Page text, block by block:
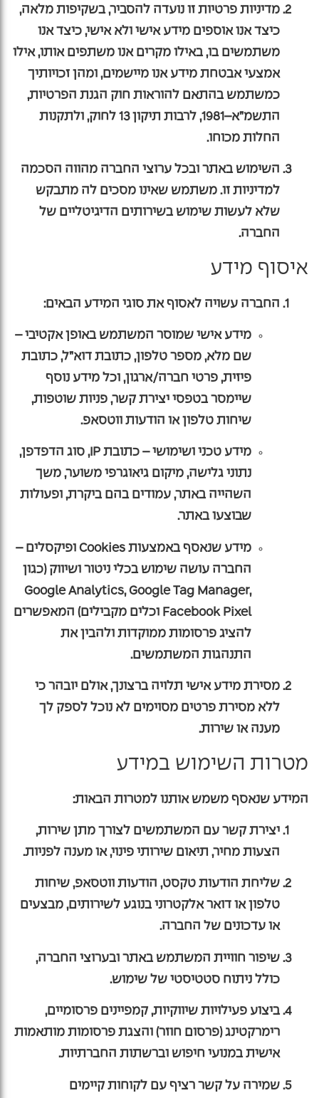
מדיניות פרטיות זו נועדה להסביר, בשקיפות מלאה,
כיצד אנו אוספים מידע אישי ולא אישי, כיצד אנו
משתמשים בו, באילו מקרים אנו משתפים אותו, אילו
אמצעי אבטחת מידע אנו מיישמים, ומהן זכויותיך
כמשתמש בהתאם להוראות חוק הגנת הפרטיות,
התשמ”א–1981
, לרבות תיקון 13 לחוק
, ולתקנות
החלות מכוחו.
השימוש באתר ובכל ערוצי החברה מהווה הסכמה
למדיניות זו. משתמש שאינו מסכים לה מתבקש
שלא לעשות שימוש בשירותים הדיגיטליים של
החברה.
איסוף מידע
החברה עשויה לאסוף את סוגי המידע הבאים:
מידע אישי שמוסר המשתמש באופן אקטיבי–
שם מלא, מספר טלפון, כתובת דוא”ל, כתובת
פיזית, פרטי חברה/ארגון, וכל מידע נוסף
שיימסר בטפסי יצירת קשר, פניות שוטפות,
שיחות טלפון או הודעות ווטסאפ.
מידע טכני ושימושי
– כתובת IP, סוג הדפדפן,
נתוני גלישה, מיקום גיאוגרפי משוער, משך
השהייה באתר, עמודים בהם ביקרת, ופעולות
שבוצעו באתר.
מידע שנאסף באמצעות Cookies ופיקסלים
–
החברה עושה שימוש בכלי ניטור ושיווק (כגון
Google Analytics, Google Tag Manager,
Facebook Pixel וכלים מקבילים) המאפשרים
להציג פרסומות ממוקדות ולהבין את
התנהגות המשתמשים.
מסירת מידע אישי תלויה ברצונך, אולם יובהר כי
ללא מסירת פרטים מסוימים לא נוכל לספק לך
מענה או שירות.
מטרות השימוש במידע
המידע שנאסף משמש אותנו למטרות הבאות:
יצירת קשר עם המשתמשים לצורך מתן שירות,
הצעות מחיר, תיאום שירותי פינוי, או מענה לפניות.
שליחת הודעות טקסט, הודעות ווטסאפ, שיחות
טלפון או דואר אלקטרוני בנוגע לשירותים, מבצעים
או עדכונים של החברה.
שיפור חוויית המשתמש באתר ובערוצי החברה,
כולל ניתוח סטטיסטי של שימוש.
ביצוע פעילויות שיווקיות, קמפיינים פרסומיים,
רימרקטינג (פרסום חוזר) והצגת פרסומות מותאמות
אישית במנועי חיפוש וברשתות החברתיות.
שמירה על קשר רציף עם לקוחות קיימים